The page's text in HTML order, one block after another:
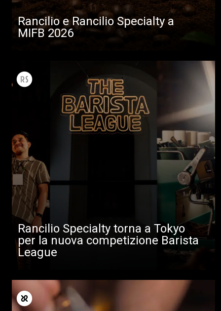
Rancilio e Rancilio Specialty a
MIFB 2026
Rancilio Specialty torna a Tokyo
per la nuova competizione Barista
League